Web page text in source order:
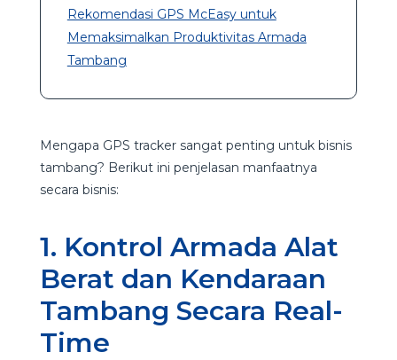
Rekomendasi GPS McEasy untuk
Memaksimalkan Produktivitas Armada
Tambang
Mengapa GPS tracker sangat penting untuk bisnis
tambang? Berikut ini penjelasan manfaatnya
secara bisnis:
1. Kontrol Armada Alat
Berat dan Kendaraan
Tambang Secara Real-
Time